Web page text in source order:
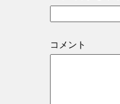
コメント